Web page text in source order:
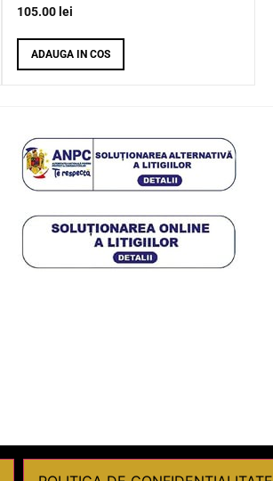
105.00 lei
ADAUGA IN COS